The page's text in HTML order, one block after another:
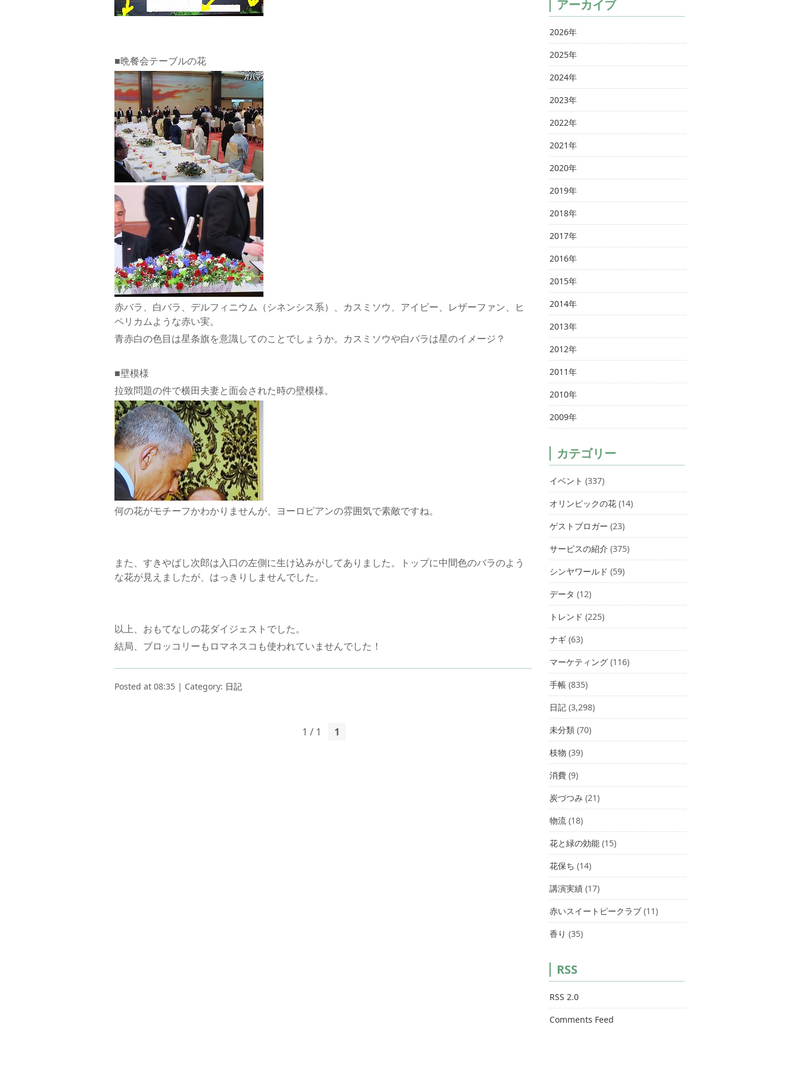
■晩餐会テーブルの花
赤バラ、白バラ、デルフィニウム（シネンシス系）、カスミソウ、アイビー、レザーファン、ヒ
ペリカムような赤い実。
青赤白の色目は星条旗を意識してのことでしょうか。カスミソウや白バラは星のイメージ？
■壁模様
拉致問題の件で横田夫妻と面会された時の壁模様。
何の花がモチーフかわかりませんが、ヨーロピアンの雰囲気で素敵ですね。
また、すきやばし次郎は入口の左側に生け込みがしてありました。トップに中間色のバラのよう
な花が見えましたが、はっきりしませんでした。
以上、おもてなしの花ダイジェストでした。
結局、ブロッコリーもロマネスコも使われていませんでした！
Posted at 08:35 | Category: 日記
1 / 1 1
アーカイブ
2026年
2025年
2024年
2023年
2022年
2021年
2020年
2019年
2018年
2017年
2016年
2015年
2014年
2013年
2012年
2011年
2010年
2009年
カテゴリー
イベント (337)
オリンピックの花 (14)
ゲストブロガー (23)
サービスの紹介 (375)
シンヤワールド (59)
データ (12)
トレンド (225)
ナギ (63)
マーケティング (116)
手帳 (835)
日記 (3,298)
未分類 (70)
枝物 (39)
消費 (9)
炭づつみ (21)
物流 (18)
花と緑の効能 (15)
花保ち (14)
講演実績 (17)
赤いスイートピークラブ (11)
香り (35)
RSS
RSS 2.0
Comments Feed